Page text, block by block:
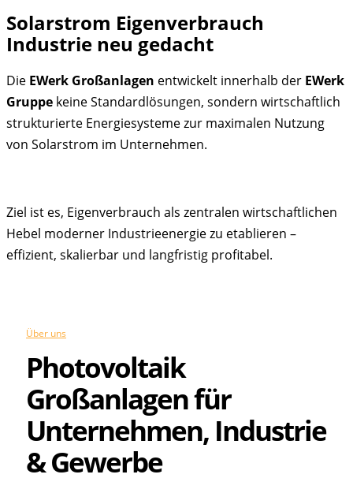
Solarstrom Eigenverbrauch
Industrie neu gedacht
Die EWerk Großanlagen entwickelt innerhalb der EWerk
Gruppe keine Standardlösungen, sondern wirtschaftlich
strukturierte Energiesysteme zur maximalen Nutzung
von Solarstrom im Unternehmen.
Ziel ist es, Eigenverbrauch als zentralen wirtschaftlichen
Hebel moderner Industrieenergie zu etablieren –
effizient, skalierbar und langfristig profitabel.
Über uns
Photovoltaik
Großanlagen für
Unternehmen, Industrie
& Gewerbe